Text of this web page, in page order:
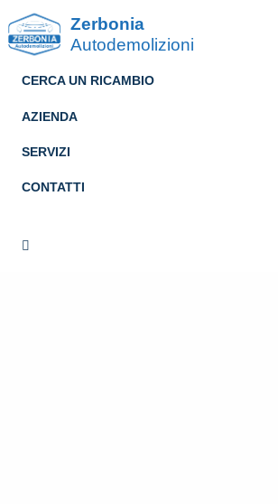
Zerbonia
Autodemolizioni
CERCA UN RICAMBIO
AZIENDA
SERVIZI
CONTATTI